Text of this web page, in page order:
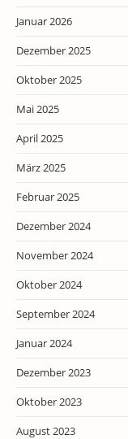
Januar 2026
Dezember 2025
Oktober 2025
Mai 2025
April 2025
März 2025
Februar 2025
Dezember 2024
November 2024
Oktober 2024
September 2024
Januar 2024
Dezember 2023
Oktober 2023
August 2023